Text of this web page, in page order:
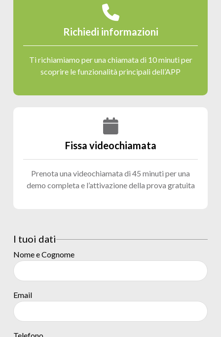
Richiedi informazioni
Ti richiamiamo per una chiamata di 10 minuti per
scoprire le funzionalità principali dell’APP
Fissa videochiamata
Prenota una videochiamata di 45 minuti per una
demo completa e l’attivazione della prova gratuita
I tuoi dati
Nome e Cognome
Email